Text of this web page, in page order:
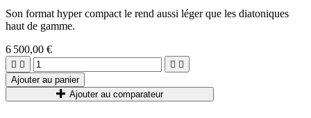
Son format hyper compact le rend aussi léger que les diatoniques
haut de gamme.
6 500,00 €
   
Ajouter au panier
Ajouter au comparateur